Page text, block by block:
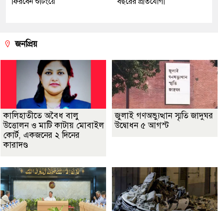
জনপ্রিয়
কালিহাতীতে অবৈধ বালু
উত্তোলন ও মাটি কাটায় মোবাইল
কোর্ট, একজনের ২ দিনের
কারাদণ্ড
জুলাই গণঅভ্যুত্থান স্মৃতি জাদুঘর
উদ্বোধন ৫ আগস্ট